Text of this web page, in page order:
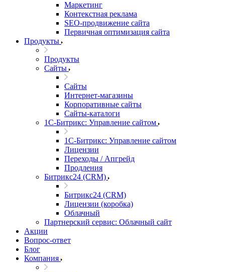
Маркетинг
Контекстная реклама
SEO-продвижение сайта
Первичная оптимизация сайта
Продукты
Продукты
Сайты
Сайты
Интернет-магазины
Корпоративные сайты
Сайты-каталоги
1С-Битрикс: Управление сайтом
1С-Битрикс: Управление сайтом
Лицензии
Переходы / Апгрейд
Продления
Битрикс24 (CRM)
Битрикс24 (CRM)
Лицензии (коробка)
Облачный
Партнерский сервис: Облачный сайт
Акции
Вопрос-ответ
Блог
Компания